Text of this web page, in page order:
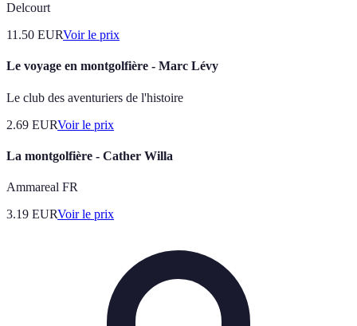
Delcourt
11.50 EURVoir le prix
Le voyage en montgolfière - Marc Lévy
Le club des aventuriers de l'histoire
2.69 EURVoir le prix
La montgolfière - Cather Willa
Ammareal FR
3.19 EURVoir le prix